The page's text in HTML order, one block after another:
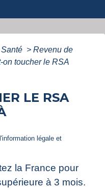
> Revenu de
on toucher le RSA
LE RSA
légale et
la France pour
à 3 mois.